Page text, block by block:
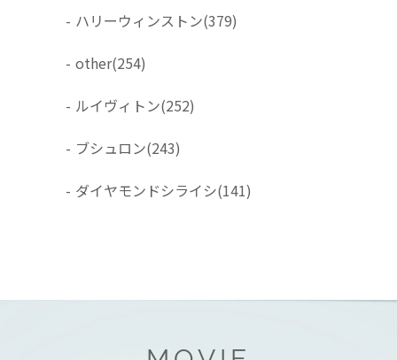
- ハリーウィンストン(379)
- other(254)
- ルイヴィトン(252)
- ブシュロン(243)
- ダイヤモンドシライシ(141)